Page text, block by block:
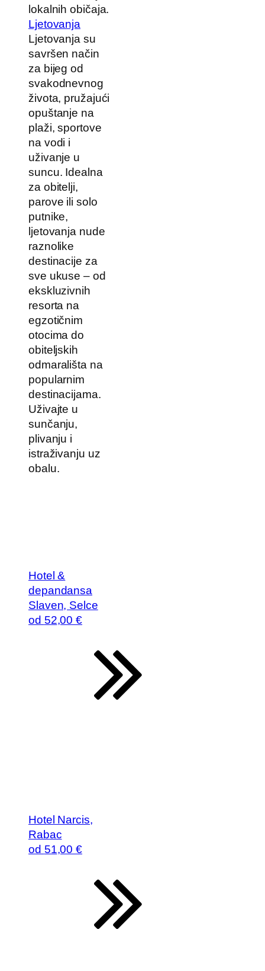
lokalnih običaja.
Ljetovanja
Ljetovanja su
savršen način
za bijeg od
svakodnevnog
života, pružajući
opuštanje na
plaži, sportove
na vodi i
uživanje u
suncu. Idealna
za obitelji,
parove ili solo
putnike,
ljetovanja nude
raznolike
destinacije za
sve ukuse – od
ekskluzivnih
resorta na
egzotičnim
otocima do
obiteljskih
odmarališta na
popularnim
destinacijama.
Uživajte u
sunčanju,
plivanju i
istraživanju uz
obalu.
Hotel &
depandansa
Slaven, Selce
od 52,00 €
Hotel Narcis,
Rabac
od 51,00 €